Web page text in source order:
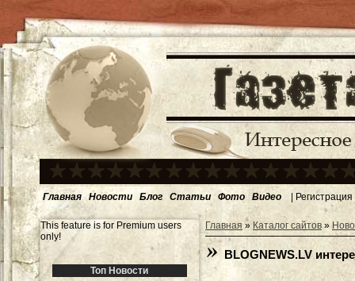
Главная Новости Блог Статьи Фото Видео | Регистрация
This feature is for Premium users
only!
Топ Новости
Главная » Каталог сайтов »
BLOGNEWS.LV